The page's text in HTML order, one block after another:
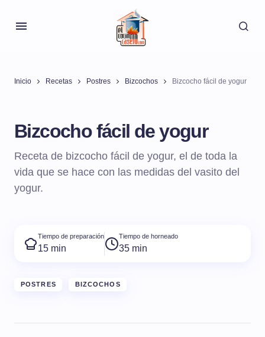
Inicio Recetas Postres Bizcochos Bizcocho fácil de yogur
Bizcocho fácil de yogur
Receta de bizcocho fácil de yogur, el de toda la
vida que se hace con las medidas del vasito del
yogur.
Tiempo de preparación
15 min
Tiempo de horneado
35 min
POSTRES BIZCOCHOS